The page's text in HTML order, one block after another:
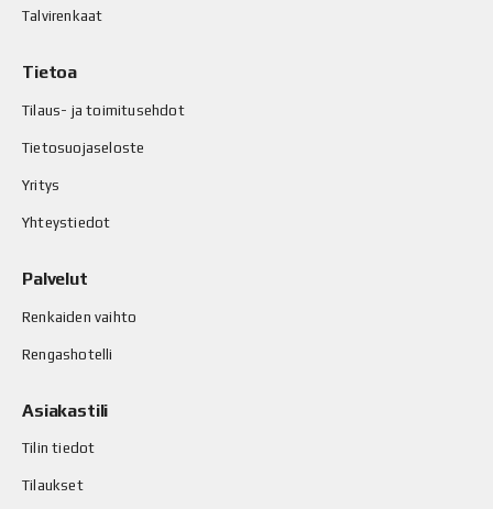
Talvirenkaat
Tietoa
Tilaus- ja toimitusehdot
Tietosuojaseloste
Yritys
Yhteystiedot
Palvelut
Renkaiden vaihto
Rengashotelli
Asiakastili
Tilin tiedot
Tilaukset